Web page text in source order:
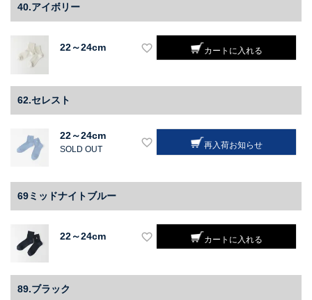
40.アイボリー
22～24cm カートに入れる
62.セレスト
22～24cm
SOLD OUT 再入荷お知らせ
69ミッドナイトブルー
22～24cm カートに入れる
89.ブラック